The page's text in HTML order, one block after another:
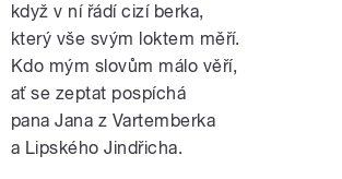
když v ní řádí cizí berka,
který vše svým loktem měří.
Kdo mým slovům málo věří,
ať se zeptat pospíchá
pana Jana z Vartemberka
a Lipského Jindřicha.